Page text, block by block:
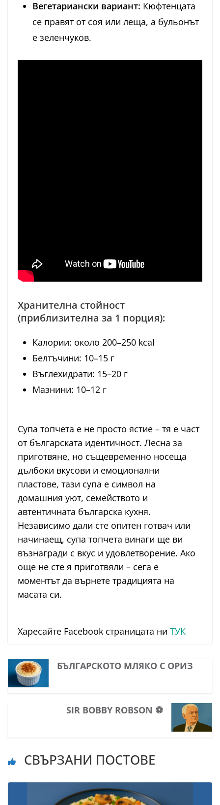
Вегетариански вариант: Кюфтенцата
се правят от соя или леща, а бульонът
е зеленчуков.
Хранителна стойност
(приблизителна за 1 порция):
Калории: около 200–250 kcal
Белтъчини: 10–15 г
Въглехидрати: 15–20 г
Мазнини: 10–12 г
Супа топчета е не просто ястие – тя е част
от българската идентичност. Лесна за
приготвяне, но същевременно носеща
дълбоки вкусови и емоционални
пластове, тази супа е символ на
домашния уют, семейството и
автентичната българска кухня.
Независимо дали сте опитен готвач или
начинаещ, супа топчета винаги ще ви
възнагради с вкус и удовлетворение. Ако
още не сте я приготвяли – сега е
моментът да върнете традицията на
масата си.
Харесайте Facebook страницата ни ТУК
БЪЛГАРСКОТО МЛЯКО С ОРИЗ
SIR BOBBY ROBSON ⚽
СВЪРЗАНИ ПОСТОВЕ